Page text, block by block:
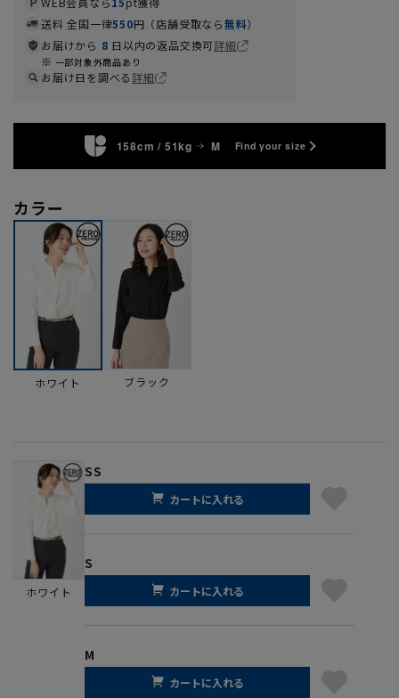
送料 全国一律550円（店舗受取なら無料）
お届けから 8 日以内の返品交換可詳細
一部対象外商品あり
お届け日を調べる詳細
158cm / 51kg M Find your size
カラー
ホワイト ブラック
ホワイト
SS
カートに入れる
S
カートに入れる
M
カートに入れる